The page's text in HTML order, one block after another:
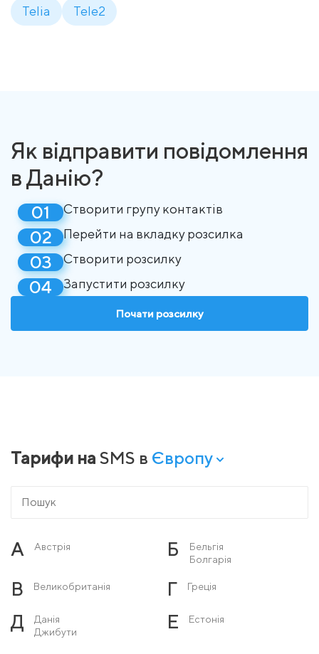
Telia
Tele2
Як відправити повідомлення
в Данію?
Створити групу контактів
Перейти на вкладку розсилка
Створити розсилку
Запустити розсилку
Почати розсилку
Тарифи на SMS в Європу
А Австрія Б
Бельгія
Болгарія
В Великобританія Г Греція
Д
Данія
Джибути
Е Естонія